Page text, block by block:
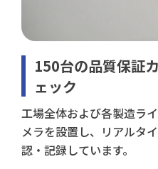
150台の品質保証
ェック
工場全体および各製造ラ
メラを設置し、リアルタ
認・記録しています。